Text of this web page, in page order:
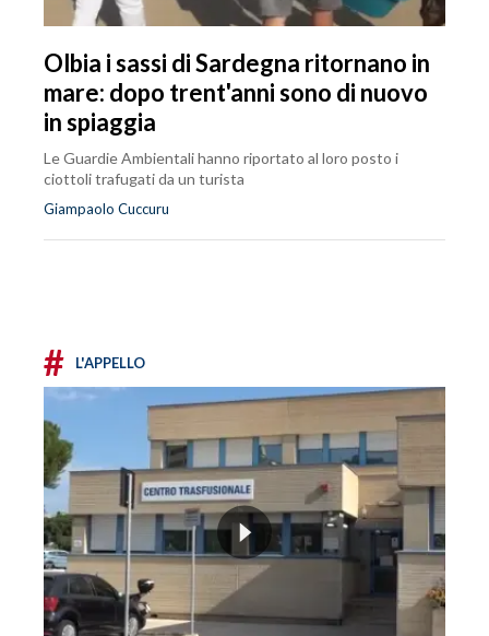
Olbia i sassi di Sardegna ritornano in
mare: dopo trent'anni sono di nuovo
in spiaggia
Le Guardie Ambientali hanno riportato al loro posto i
ciottoli trafugati da un turista
Giampaolo Cuccuru
# L'APPELLO